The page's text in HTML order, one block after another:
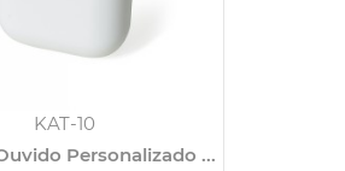
KAT-10
Personalizado ...